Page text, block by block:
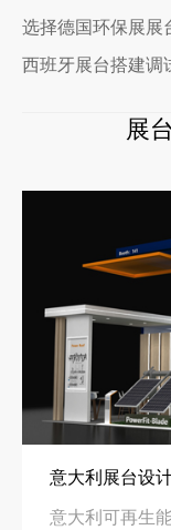
选择德国环保展展
西班牙展台搭建调
展